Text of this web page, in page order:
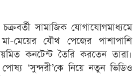
সামাজিক যোগাযোগমাধ্যমে
মেয়ের যৌথ পেজের পাশাপাশি
কনটেন্ট তৈরি করতেন তারা।
‘সুন্দরী’কে নিয়ে নতুন ভিডিও